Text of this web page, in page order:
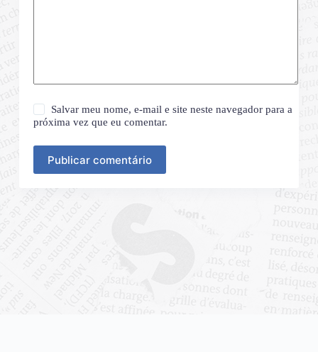
Salvar meu nome, e-mail e site neste navegador para a
próxima vez que eu comentar.
Publicar comentário